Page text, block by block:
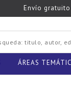
Envío
ÁREAS